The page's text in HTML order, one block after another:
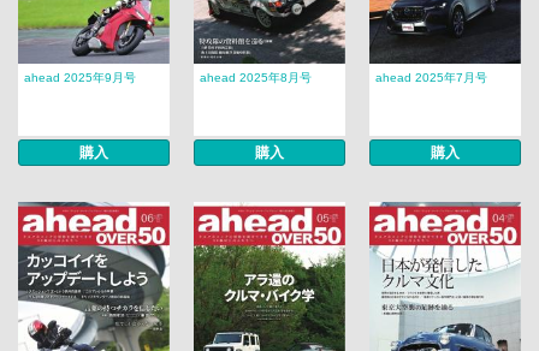
ahead 2025年9月号
購入
ahead 2025年8月号
購入
ahead 2025年7月号
購入